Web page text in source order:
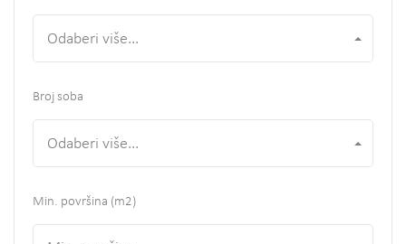
Odaberi više...
Broj soba
Odaberi više...
Min. površina (m2)